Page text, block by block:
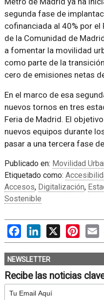
segunda fase de
cofinanciada al 40% por el
de la Comunidad de
a fomentar la movilidad
como parte de la
cero de emisiones netas
En el marco de esa
nuevos tornos en tres
Feria de Madrid. El
nuevos equipos durante
pasar a una tercera fase
Publicado en: Movilidad
Etiquetado como:
Accesos, Digitalización,
Sostenible
FacebookLinkedIn
X
NEWSLETTER
Recibe las noticias